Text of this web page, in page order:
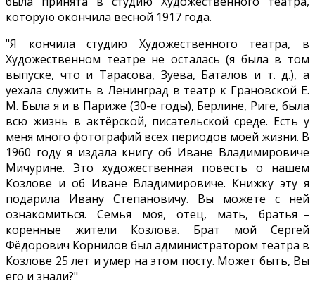
которую окончила весной 1917 года.
"Я кончила студию Художественного театра, в
Художественном театре не осталась (я была в том
выпуске, что и Тарасова, Зуева, Баталов и т. д.), а
уехала служить в Ленинград в театр к Грановской Е.
М. Была я и в Париже (30-е годы), Берлине, Риге, была
всю жизнь в актёрской, писательской среде. Есть у
меня много фотографий всех периодов моей жизни. В
1960 году я издала книгу об Иване Владимировиче
Мичурине. Это художественная повесть о нашем
Козлове и об Иване Владимировиче. Книжку эту я
подарила Ивану Степановичу. Вы можете с ней
ознакомиться. Семья моя, отец, мать, братья –
коренные жители Козлова. Брат мой Сергей
Фёдорович Корнилов был администратором театра в
Козлове 25 лет и умер на этом посту. Может быть, Вы
его и знали?"